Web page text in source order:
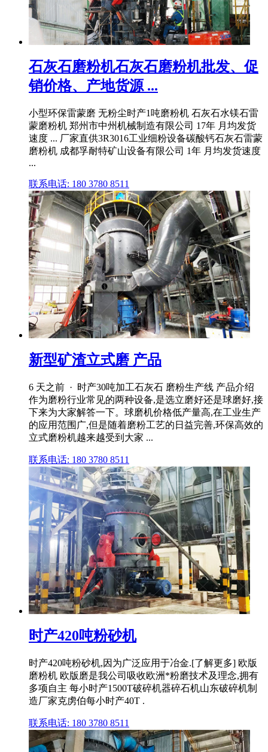
石灰石磨粉机石灰石磨粉机批发、促
销价格、产地货源 ...
小型环保雷蒙磨 无粉尘时产1吨磨粉机 石灰石水镁石雷
蒙磨粉机 郑州市中州机械制造有限公司 17年 月均发货
速度 ... 厂家直供3R3016工业细粉设备碳酸钙石灰石雷蒙
磨粉机 成都孚耐特矿山设备有限公司 1年 月均发货速度
...
联系电话: 180 3780 8511
新型矿渣立式磨 产品
6 天之前 · 时产30吨加工石灰石 磨粉生产线 产品介绍
作为磨粉行业常见的两种设备,是选立磨好还是球磨好,接
下来为大家解答一下。球磨机价格低产量高,在工业生产
的应用范围广,但是随着磨粉工艺的日益完善,环保高效的
立式磨粉机越来越受到大家 ...
联系电话: 180 3780 8511
时产420吨粉砂机
时产420吨粉砂机,因为广泛应用于冶金.[了解更多] 欧版
磨粉机 欧版磨是我公司吸收欧洲*粉磨技术及理念,拥有
多项自主 每小时产1500T破碎机器碎石机山东破碎机制
造厂家克虏伯每小时产40T .
联系电话: 180 3780 8511